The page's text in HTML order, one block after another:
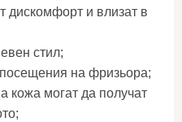
дискомфорт и влизат в
стил;
посещения на фризьора;
кожа могат да получат